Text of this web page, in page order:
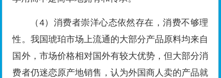
（4）消费者崇洋心态依然存在，消费不够理
性。我国琥珀市场上流通的大部分产品原料均来自
国外，市场价格相对国外有较大优势，但大部分消
费者仍迷恋原产地销售，认为外国商人卖的产品就